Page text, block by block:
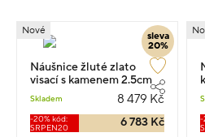
sleva
20%
Nové
Náušnice žluté zlato
visací s kamenem 2.5cm
Skladem 8 479 Kč
-20% kód:
SRPEN20
6 783 Kč
-